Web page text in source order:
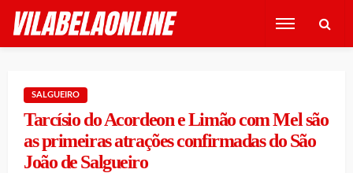
SALGUEIRO
Tarcísio do Acordeon e Limão com Mel são
as primeiras atrações confirmadas do São
João de Salgueiro